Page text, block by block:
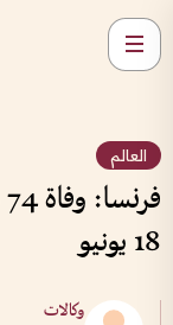
العالم
18 يونيو
وكالات